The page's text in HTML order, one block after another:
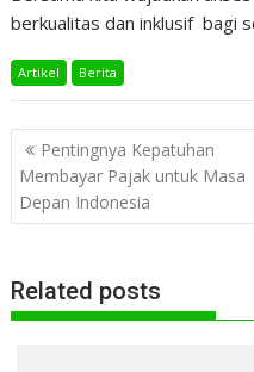
berkualitas dan inklusif bagi
Artikel Berita
Navigasi
pos
Pentingnya Kepatuhan
Membayar Pajak untuk Masa
Depan Indonesia
Related posts